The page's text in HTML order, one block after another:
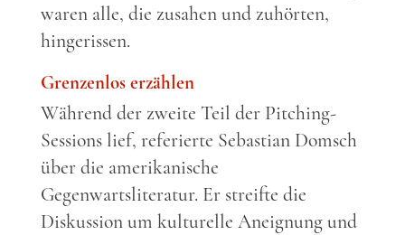
waren alle, die zusahen und zuhörten,
hingerissen.
Grenzenlos erzählen
Während der zweite Teil der Pitching-
Sessions lief, referierte Sebastian Domsch
über die amerikanische
Gegenwartsliteratur. Er streifte die
Diskussion um kulturelle Aneignung und